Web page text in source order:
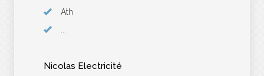
Ath
...
Nicolas Electricité